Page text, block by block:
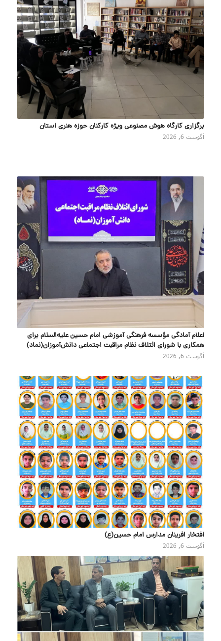
برگزاری کارگاه هوش مصنوعی ویژه کارکنان حوزه هنری استان
آگوست 6, 2026
اعلام آمادگی مؤسسه فرهنگی آموزشی امام حسین علیه‌السلام برای
همکاری با شورای ائتلاف نظام مراقبت اجتماعی دانش‌آموزان(نماد)
آگوست 6, 2026
افتخار افرینان مدارس امام حسین(ع)
آگوست 6, 2026